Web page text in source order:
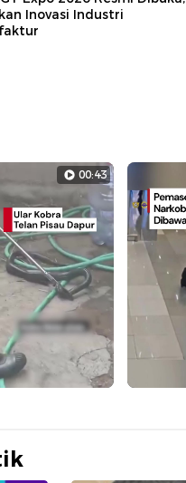
Inovasi Industri
00:43